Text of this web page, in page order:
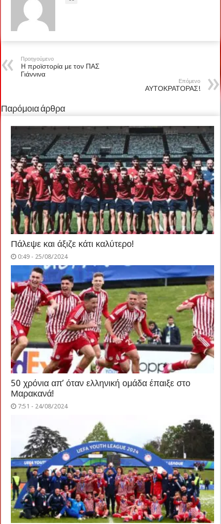
Προηγούμενο
H προϊστορία με τον ΠΑΣ
Γιάννινα
Επόμενο
ΑΥΤΟΚΡΑΤΟΡΑΣ!
Παρόμοια άρθρα
Πάλεψε και άξιζε κάτι καλύτερο!
0:49 - 25/08/2024
50 χρόνια απ’ όταν ελληνική ομάδα έπαιξε στο
Μαρακανά!
7:51 - 24/08/2024